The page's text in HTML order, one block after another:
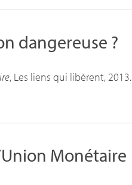
dangereuse ?
, Les liens qui libèrent, 2013.
Monétaire